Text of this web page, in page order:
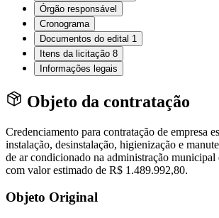
Órgão responsável
Cronograma
Documentos do edital 1
Itens da licitação 8
Informações legais
Objeto da contratação
Credenciamento para contratação de empresa
instalação, desinstalação, higienização e
de ar condicionado na administração
com valor estimado de R$ 1.489.992,80.
Objeto Original